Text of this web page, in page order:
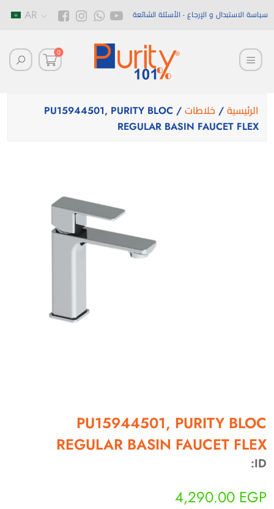
AR سياسة الاستبدال و الإرجاع الأسئلة الشائعة
0
الرئيسية / خلاطات
/ PU15944501, PURITY BLOC
REGULAR BASIN FAUCET FLEX
PU15944501, PURITY BLOC
REGULAR BASIN FAUCET FLEX
ID:
4,290.00 EGP
ارسل رسالة
محتاج فني تركيب